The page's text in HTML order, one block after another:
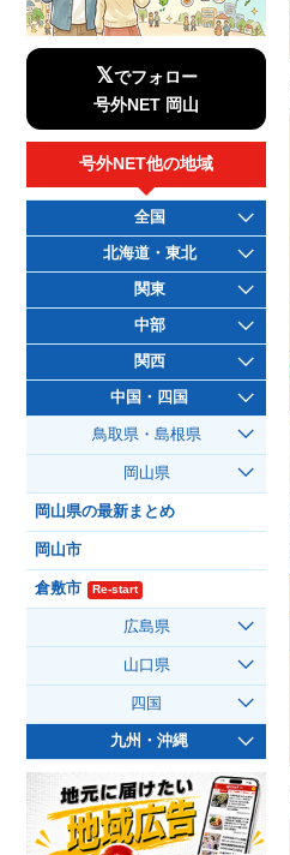
𝕏でフォロー
号外NET 岡山
号外NET他の地域
全国
北海道・東北
関東
中部
関西
中国・四国
鳥取県・島根県
岡山県
岡山県の最新まとめ
岡山市
倉敷市 Re-start
広島県
山口県
四国
九州・沖縄